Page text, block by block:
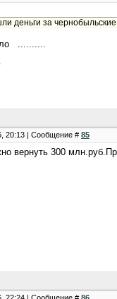
деньги за
..........
20:13 | Сообщение # 85
вернуть 300